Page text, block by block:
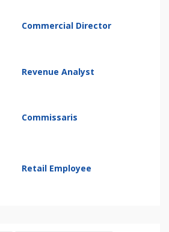
Commercial Director
Revenue Analyst
Commissaris
Retail Employee